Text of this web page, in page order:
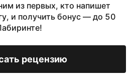
из первых, кто напишет
и получить бонус — до 50
рецензию